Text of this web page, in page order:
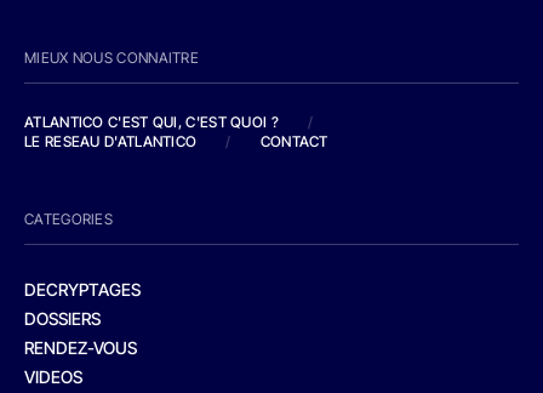
MIEUX NOUS CONNAITRE
ATLANTICO C'EST QUI, C'EST QUOI ?
/
LE RESEAU D'ATLANTICO
/ CONTACT
CATEGORIES
DECRYPTAGES
DOSSIERS
RENDEZ-VOUS
VIDEOS